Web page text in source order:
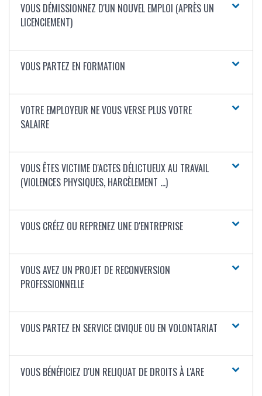
VOUS DÉMISSIONNEZ D'UN NOUVEL EMPLOI (APRÈS UN
LICENCIEMENT)
VOUS PARTEZ EN FORMATION
VOTRE EMPLOYEUR NE VOUS VERSE PLUS VOTRE
SALAIRE
VOUS ÊTES VICTIME D'ACTES DÉLICTUEUX AU TRAVAIL
(VIOLENCES PHYSIQUES, HARCÈLEMENT ...)
VOUS CRÉEZ OU REPRENEZ UNE D'ENTREPRISE
VOUS AVEZ UN PROJET DE RECONVERSION
PROFESSIONNELLE
VOUS PARTEZ EN SERVICE CIVIQUE OU EN VOLONTARIAT
VOUS BÉNÉFICIEZ D'UN RELIQUAT DE DROITS À L'ARE